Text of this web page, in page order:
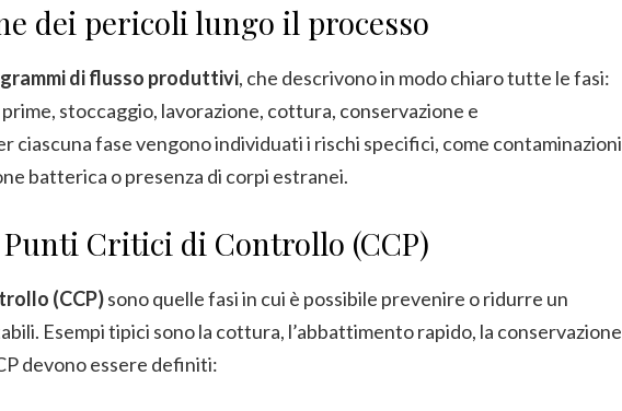
dei pericoli lungo il processo
di flusso produttivi, che descrivono in modo chiaro tutte le fasi:
stoccaggio, lavorazione, cottura, conservazione e
ciascuna fase vengono individuati i rischi specifici, come contaminazioni
batterica o presenza di corpi estranei.
Critici di Controllo (CCP)
(CCP)sono quelle fasi in cui è possibile prevenire o ridurre un
Esempi tipici sono la cottura, l’abbattimento rapido, la conservazione
devono essere definiti: